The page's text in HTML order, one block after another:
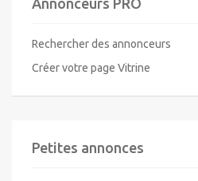
Annonceurs PRO
Rechercher des annonceurs
Créer votre page Vitrine
Petites annonces